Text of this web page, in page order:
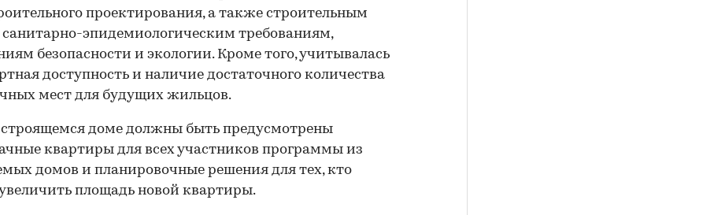
проектирования, а также строительным
эпидемиологическим требованиям,
безопасности и экологии. Кроме того, учитывалась
доступность и наличие достаточного количества
мест для будущих жильцов.
доме должны быть предусмотрены
квартиры для всех участников программы из
домов и планировочные решения для тех, кто
площадь новой квартиры.